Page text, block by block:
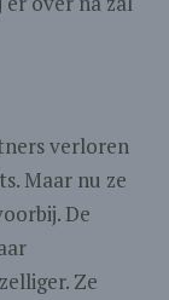
verloren
Maar nu ze
De
Ze